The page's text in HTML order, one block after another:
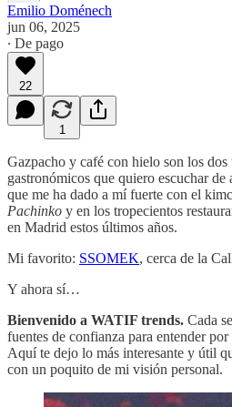
Emilio Doménech
jun 06, 2025
∙ De pago
22
1
Gazpacho y café con hielo son los dos
gastronómicos que quiero escuchar
que me ha dado a mí fuerte con el
Pachinko y en los tropecientos
en Madrid estos últimos años.
Mi favorito: SSOMEK, cerca de la
Y ahora sí…
Bienvenido a WATIF trends. Cada
fuentes de confianza para entender
Aquí te dejo lo más interesante y útil
con un poquito de mi visión personal.